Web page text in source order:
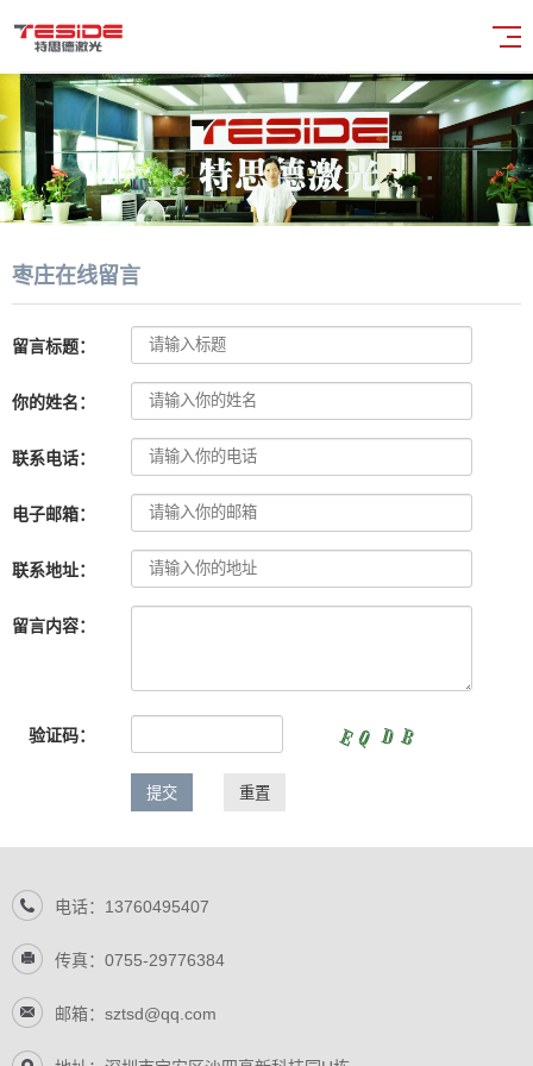
枣庄在线留言
留言标题：
你的姓名：
联系电话：
电子邮箱：
联系地址：
留言内容：
验证码：
电话：13760495407
传真：0755-29776384
邮箱：sztsd@qq.com